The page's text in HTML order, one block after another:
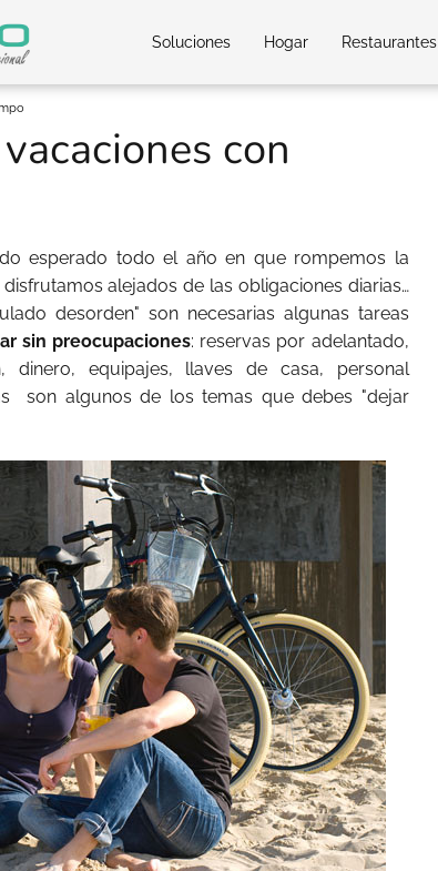
Soluciones Hogar Restaurantes
con
esperado todo el año en que rompemos la
alejados de las obligaciones diarias…
desorden" son necesarias algunas tareas
sin preocupaciones: reservas por adelantado,
dinero, equipajes, llaves de casa, personal
son algunos de los temas que debes "dejar